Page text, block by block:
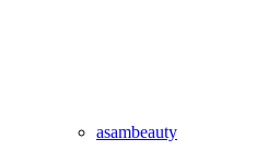
asambeauty